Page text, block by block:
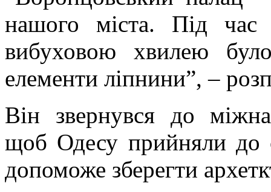
нашого міста. Під час
вибуховою хвилею
елементи ліпнини”, –
Він звернувся до
щоб Одесу прийняли до
допоможе зберегти